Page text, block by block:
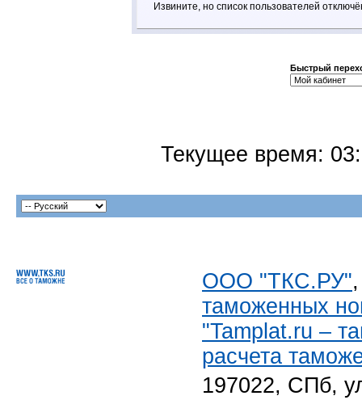
Извините, но список пользователей
Быстрый
Текущее время:
ООО "ТКС.РУ"
таможенных
"Tamplat.ru –
расчета
197022, СПб,